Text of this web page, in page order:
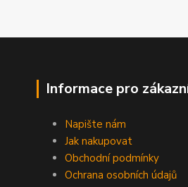
Informace pro
Napište nám
Jak nakupovat
Obchodní podmínky
Ochrana osobních údajů